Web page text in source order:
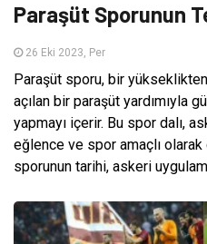
Paraşüt Sporunun
26 Eki 2023, Per
Paraşüt sporu, bir
açılan bir paraşüt yardımıyla
yapmayı içerir. Bu spor dalı,
eğlence ve spor amaçlı olarak
sporunun tarihi, askeri